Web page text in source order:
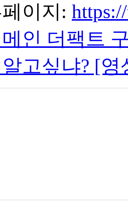
이지:
인 더팩트
알고싶냐? [